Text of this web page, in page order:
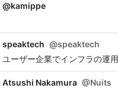
@kamippe
speaktech @speaktech
ユーザー企業でインフラの運
Atsushi Nakamura @Nuits